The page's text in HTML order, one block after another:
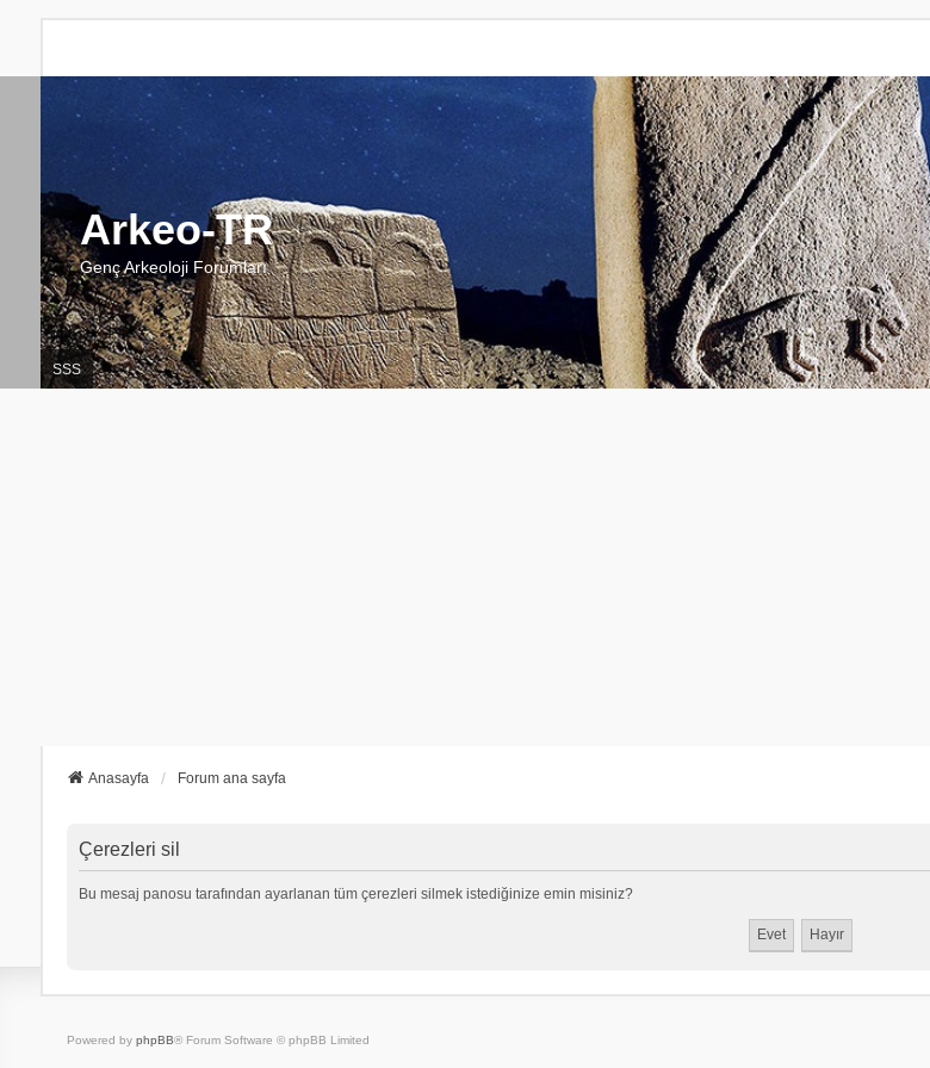
Arkeo-TR
Genç Arkeoloji Forumları
SSS
Anasayfa Forum ana sayfa
Çerezleri sil
Bu mesaj panosu tarafından ayarlanan tüm çerezleri silmek istediğinize emin misiniz?
Powered by phpBB® Forum Software © phpBB Limited